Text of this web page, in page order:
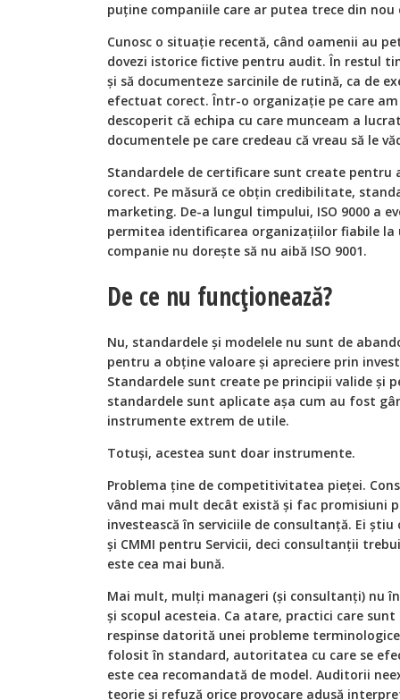
puține companiile care ar putea trece din
Cunosc o situație recentă, când oamenii au
dovezi istorice fictive pentru audit. În restul
și să documenteze sarcinile de rutină, ca de
efectuat corect. Într-o organizație pe care
descoperit că echipa cu care munceam a
documentele pe care credeau că vreau să le
Standardele de certificare sunt create pentru
corect. Pe măsură ce obțin credibilitate,
marketing. De-a lungul timpului, ISO 9000 a
permitea identificarea organizațiilor fiabile la
companie nu dorește să nu aibă ISO 9001.
De ce nu funcționează?
Nu, standardele și modelele nu sunt de
pentru a obține valoare și apreciere prin
Standardele sunt create pe principii valide și
standardele sunt aplicate așa cum au fost
instrumente extrem de utile.
Totuși, acestea sunt doar instrumente.
Problema ține de competitivitatea pieței.
vând mai mult decât există și fac promisiuni
investească în serviciile de consultanță. Ei
și CMMI pentru Servicii, deci consultanții
este cea mai bună.
Mai mult, mulți manageri (și consultanți) nu
și scopul acesteia. Ca atare, practici care
respinse datorită unei probleme
folosit în standard, autoritatea cu care se
este cea recomandată de model. Auditorii
teorie și refuză orice provocare adusă